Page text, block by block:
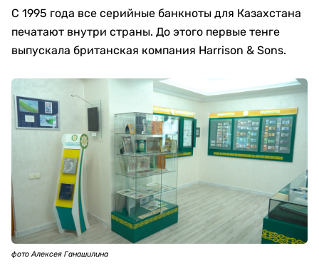
С 1995 года все серийные банкноты для Казахстана
печатают внутри страны. До этого первые тенге
выпускала британская компания Harrison & Sons.
фото Алексея Ганашилина